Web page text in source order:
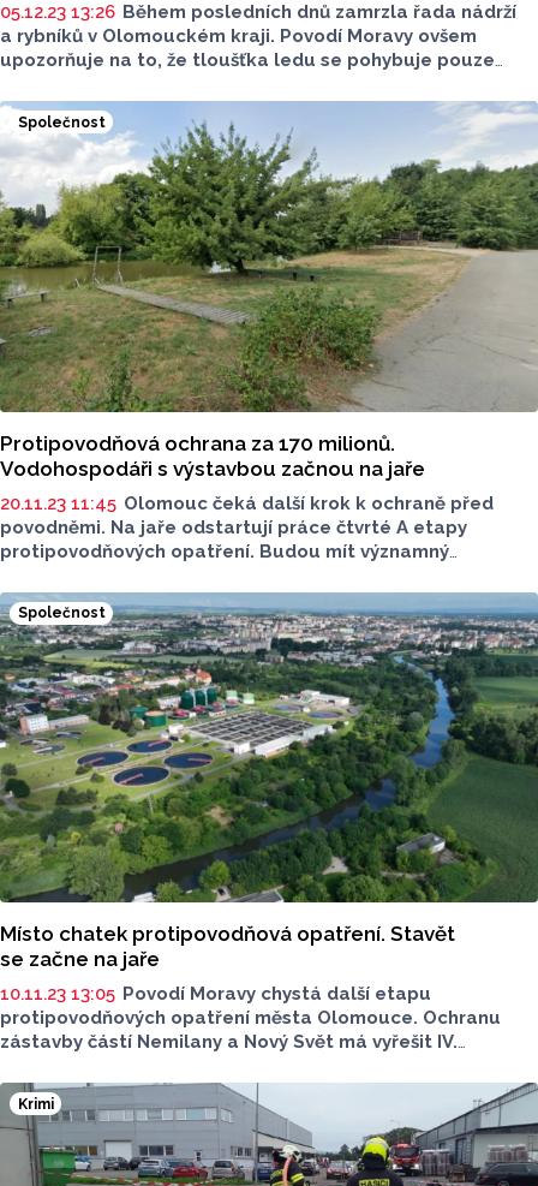
05.12.23 13:26 Během posledních dnů zamrzla řada nádrží
a rybníků v Olomouckém kraji. Povodí Moravy ovšem
upozorňuje na to, že tloušťka ledu se pohybuje pouze
na led vstupovat,“ uvedl mluvčí Povodí Moravy Petr
Chmelař. V dalších dnech se má navíc oteplit.
Společnost
Protipovodňová ochrana za 170 milionů.
Vodohospodáři s výstavbou začnou na jaře
20.11.23 11:45 Olomouc čeká další krok k ochraně před
povodněmi. Na jaře odstartují práce čtvrté A etapy
protipovodňových opatření. Budou mít významný
Nový Svět a Nemilany. Celkové investiční náklady
se vyšplhají na 170 milionů korun.
Společnost
Místo chatek protipovodňová opatření. Stavět
se začne na jaře
10.11.23 13:05 Povodí Moravy chystá další etapu
protipovodňových opatření města Olomouce. Ochranu
zástavby částí Nemilany a Nový Svět má vyřešit IV.
října.
Krimi